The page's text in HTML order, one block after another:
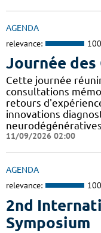
AGENDA
relevance:
Journée des
Cette journée
consultations
retours
innovations
11/09/2026 02:00
AGENDA
relevance:
2nd
Symposium